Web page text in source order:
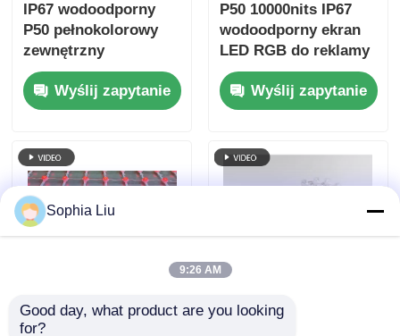
IP67 wodoodporny
P50 pełnokolorowy
zewnętrzny
elastyczny ekran
zasłonowy LED z
siatką do fasady
Wyślij zapytanie
P50 10000nits IP67
wodoodporny ekran
LED RGB do reklamy
zewnętrznej fasady
budynkuWyślij zapytanie
Ekran siatkowy LED o
Ekran Led P31.25 HD
Sophia Liu
9:26 AM
Good day, what product are you looking
for?